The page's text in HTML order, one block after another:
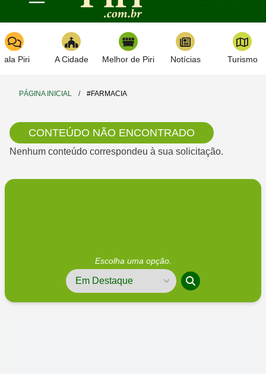
Toggle navigation
Piri A Cidade Melhor de Piri Notícias Turismo
PÁGINA INICIAL / #FARMACIA
CONTEÚDO NÃO ENCONTRADO
Nenhum conteúdo correspondeu à sua solicitação.
Escolha uma opção.